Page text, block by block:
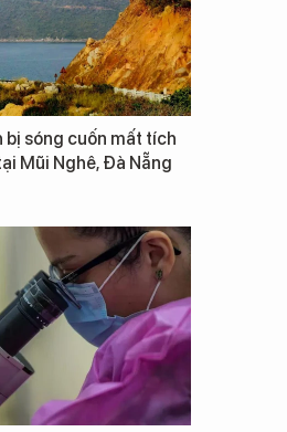
bị sóng cuốn mất tích
Mũi Nghê, Đà Nẵng